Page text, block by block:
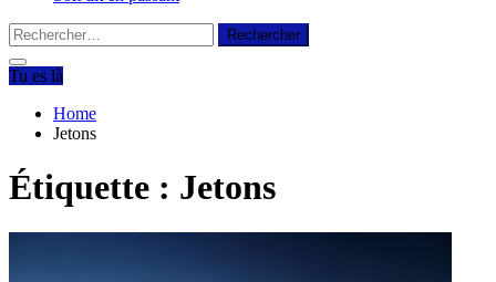
Rechercher :
Tu es là
Home
Jetons
Étiquette : Jetons